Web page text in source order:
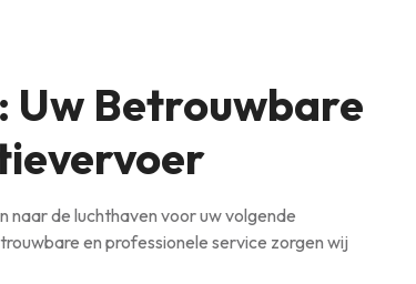
Uw Betrouwbare
de luchthaven voor uw volgende
en professionele service zorgen wij